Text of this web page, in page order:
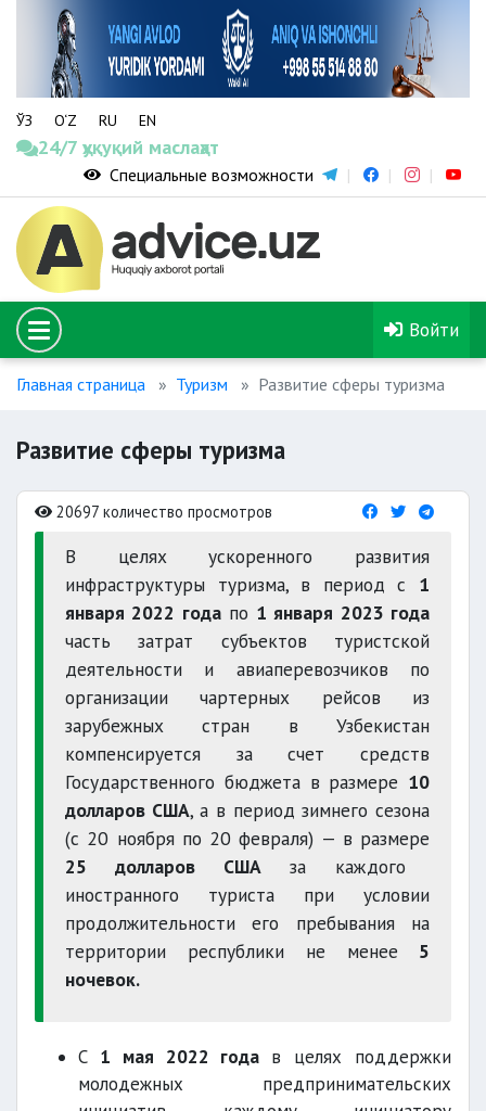
ЎЗ O‘Z RU EN
24/7 ҳуқуқий маслаҳат
Специальные возможности
Войти
Главная страница Туризм Развитие сферы туризма
Развитие сферы туризма
20697 количество просмотров
В целях ускоренного развития
инфраструктуры туризма, в период с 1
января 2022 годапо 1 января 2023 года
часть затрат субъектов туристской
деятельности и авиаперевозчиков по
организации чартерных рейсов из
зарубежных стран в Узбекистан
компенсируется за счет средств
Государственного бюджета в размере 10
долларов США, а в период зимнего сезона
(с 20 ноября по 20 февраля) — в размере
25 долларов СШАза каждого
иностранного туриста при условии
продолжительности его пребывания на
территории республики не менее 5
ночевок.
С 1 мая 2022 года в целях поддержки
молодежных предпринимательских